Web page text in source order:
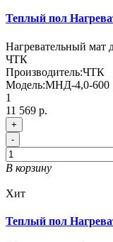
Теплый пол
Нагревательный
ЧТК
Производитель:ЧТК
Модель:МНД-4,0-600
1
11 569 р.
+
-
В корзину
Хит
Теплый пол